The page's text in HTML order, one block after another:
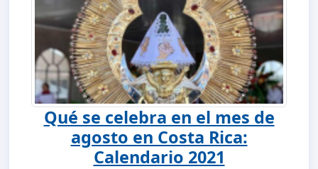
Qué se celebra en el mes de
agosto en Costa Rica:
Calendario 2021